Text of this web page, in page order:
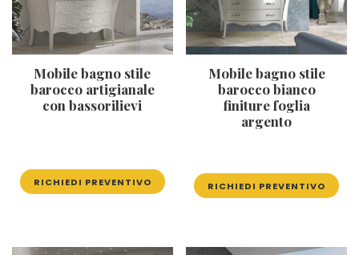
Mobile bagno stile
barocco artigianale
con bassorilievi
RICHIEDI PREVENTIVO
Mobile bagno stile
barocco bianco
finiture foglia
argento
RICHIEDI PREVENTIVO